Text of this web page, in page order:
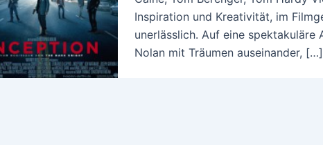
Inspiration und Kreativität, im
unerlässlich. Auf eine
Nolan mit Träumen auseinander, […]